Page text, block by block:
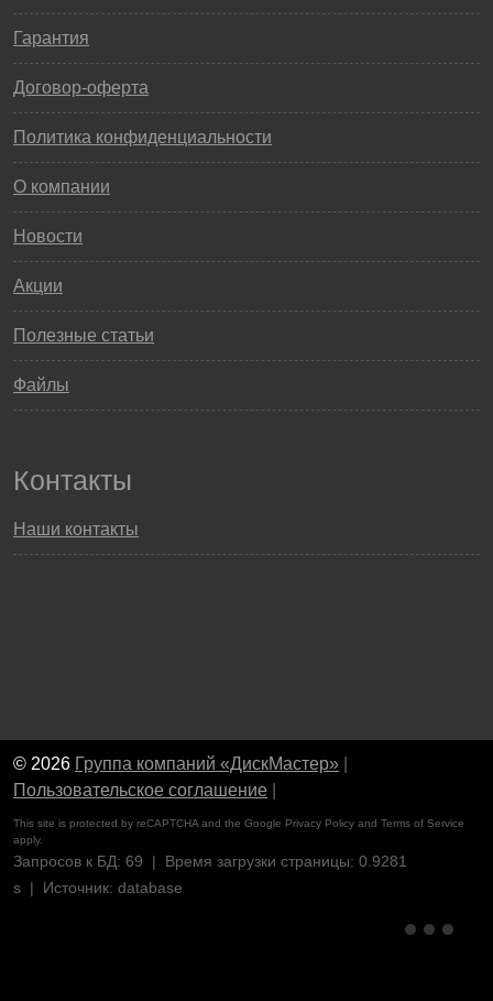
Гарантия
Договор-оферта
Политика конфиденциальности
О компании
Новости
Акции
Полезные статьи
Файлы
Контакты
Наши контакты
© 2026 Группа компаний «ДискМастер»
Пользовательское соглашение
This site is protected by reCAPTCHA and the Google Privacy Policy and Terms of Service
apply.
Запросов к БД: 69 | Время загрузки страницы: 0.9281
s | Источник: database